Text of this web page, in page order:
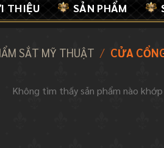
THIỆU SẢN PHẨM
SẮT MỸ THUẬT / CỬA
Không tìm thấy sản phẩm nào